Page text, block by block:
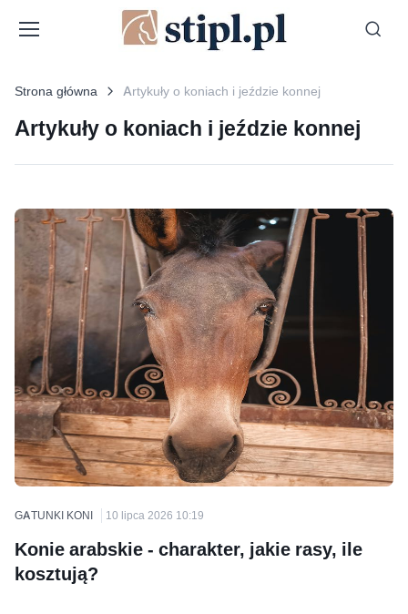
Strona główna Artykuły o koniach i jeździe konnej
Artykuły o koniach i jeździe konnej
GATUNKI KONI 10 lipca 2026 10:19
Konie arabskie - charakter, jakie rasy, ile
kosztują?